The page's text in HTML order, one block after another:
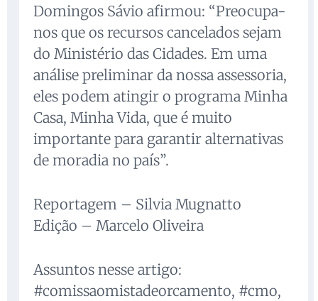
Domingos Sávio afirmou: “Preocupa-
nos que os recursos cancelados sejam
do Ministério das Cidades. Em uma
análise preliminar da nossa assessoria,
eles podem atingir o programa Minha
Casa, Minha Vida, que é muito
importante para garantir alternativas
de moradia no país”.
Reportagem – Silvia Mugnatto
Edição – Marcelo Oliveira
Assuntos nesse artigo:
#comissaomistadeorcamento, #cmo,